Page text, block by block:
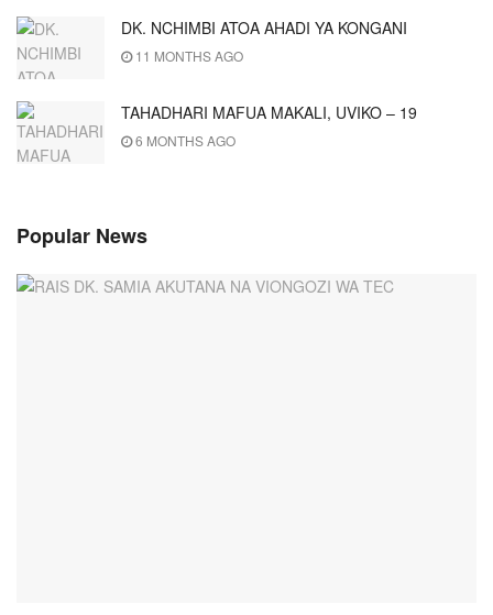
DK. NCHIMBI ATOA AHADI YA KONGANI
11 MONTHS AGO
TAHADHARI MAFUA MAKALI, UVIKO – 19
6 MONTHS AGO
Popular News